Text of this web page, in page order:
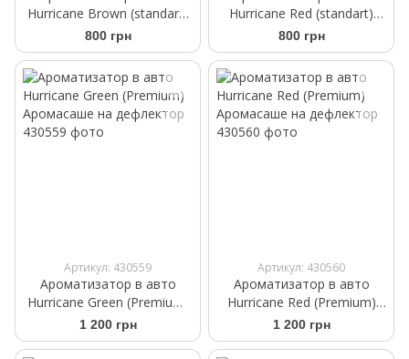
Hurricane Brown (standart)
Аромасаше на дефлектор
800 грн
Hurricane Red (standart)
Аромасаше на дефлектор
800 грн
Артикул: 430559
Ароматизатор в авто
Hurricane Green (Premium)
Аромасаше на дефлектор
1 200 грн
Артикул: 430560
Ароматизатор в авто
Hurricane Red (Premium)
Аромасаше на дефлектор
1 200 грн